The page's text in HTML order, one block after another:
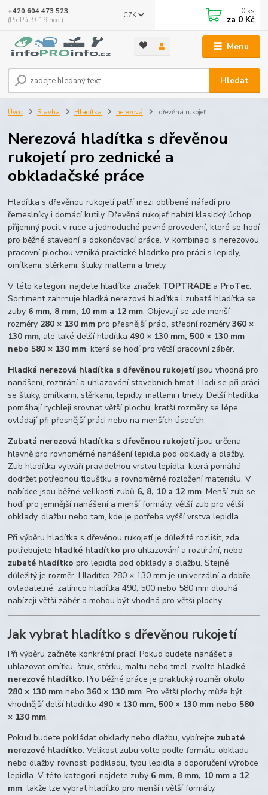
Menu
CZK
Hledat
+420 604 473 523
(Po-Pá, 9-19 hod.)
0 ks
za 0 Kč
Úvod Stavba Hladítka nerezová dřevěná rukojeť
Nerezová hladítka s dřevěnou
rukojetí pro zednické a
obkladačské práce
Hladítka s dřevěnou rukojetí patří mezi oblíbené nářadí pro
řemeslníky i domácí kutily. Dřevěná rukojeť nabízí klasický úchop,
příjemný pocit v ruce a jednoduché pevné provedení, které se hodí
pro běžné stavební a dokončovací práce. V kombinaci s nerezovou
pracovní plochou vzniká praktické hladítko pro práci s lepidly,
omítkami, stěrkami, štuky, maltami a tmely.
V této kategorii najdete hladítka značek TOPTRADE a ProTec.
Sortiment zahrnuje hladká nerezová hladítka i zubatá hladítka se
zuby 6 mm, 8 mm, 10 mm a 12 mm. Objevují se zde menší
rozměry 280 × 130 mm pro přesnější práci, střední rozměry360 ×
130 mm, ale také delší hladítka490 × 130 mm, 500 × 130 mm
nebo 580 × 130 mm, která se hodí pro větší pracovní záběr.
Hladká nerezová hladítka s dřevěnou rukojetíjsou vhodná pro
nanášení, roztírání a uhlazování stavebních hmot. Hodí se při práci
se štuky, omítkami, stěrkami, lepidly, maltami i tmely. Delší hladítka
pomáhají rychleji srovnat větší plochu, kratší rozměry se lépe
ovládají při přesnější práci nebo na menších úsecích.
Zubatá nerezová hladítka s dřevěnou rukojetíjsou určena
hlavně pro rovnoměrné nanášení lepidla pod obklady a dlažby.
Zub hladítka vytváří pravidelnou vrstvu lepidla, která pomáhá
dodržet potřebnou tloušťku a rovnoměrné rozložení materiálu. V
nabídce jsou běžné velikosti zubů 6, 8, 10 a 12 mm. Menší zub se
hodí pro jemnější nanášení a menší formáty, větší zub pro větší
obklady, dlažbu nebo tam, kde je potřeba vyšší vrstva lepidla.
Při výběru hladítka s dřevěnou rukojetí je důležité rozlišit, zda
potřebujete hladké hladítko pro uhlazování a roztírání, nebo
zubaté hladítko pro lepidla pod obklady a dlažbu. Stejně
důležitý je rozměr. Hladítko 280 × 130 mm je univerzální a dobře
ovladatelné, zatímco hladítka 490, 500 nebo 580 mm dlouhá
nabízejí větší záběr a mohou být vhodná pro větší plochy.
Jak vybrat hladítko s dřevěnou rukojetí
Při výběru začněte konkrétní prací. Pokud budete nanášet a
uhlazovat omítku, štuk, stěrku, maltu nebo tmel, zvolte hladké
nerezové hladítko. Pro běžné práce je praktický rozměr okolo
280 × 130 mm nebo360 × 130 mm. Pro větší plochy může být
vhodnější delší hladítko490 × 130 mm, 500 × 130 mm nebo 580
× 130 mm.
Pokud budete pokládat obklady nebo dlažbu, vybírejte zubaté
nerezové hladítko. Velikost zubu volte podle formátu obkladu
nebo dlažby, rovnosti podkladu, typu lepidla a doporučení výrobce
lepidla. V této kategorii najdete zuby 6 mm, 8 mm, 10 mm a 12
mm, takže lze vybrat hladítko pro menší i větší formáty.